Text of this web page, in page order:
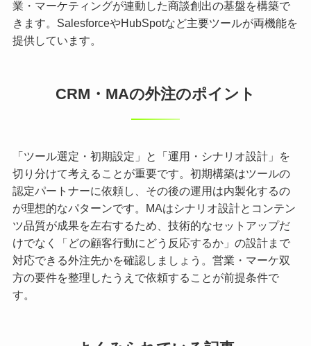
業・マーケティングが連動した商談創出の基盤を構築で
きます。SalesforceやHubSpotなど主要ツールが両機能を
提供しています。
CRM・MAの外注のポイント
「ツール選定・初期設定」と「運用・シナリオ設計」を
切り分けて考えることが重要です。初期構築はツールの
認定パートナーに依頼し、その後の運用は内製化するの
が理想的なパターンです。MAはシナリオ設計とコンテン
ツ品質が成果を左右するため、技術的なセットアップだ
けでなく「どの顧客行動にどう反応するか」の設計まで
対応できる外注先かを確認しましょう。営業・マーケ双
方の要件を整理したうえで依頼することが前提条件で
す。